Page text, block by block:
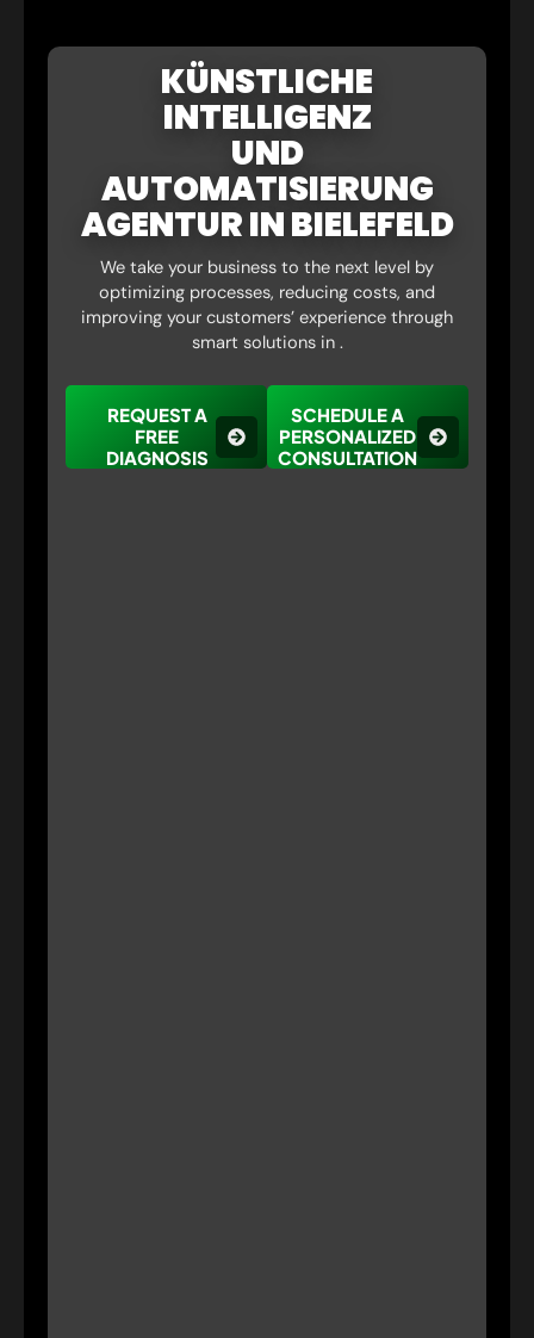
KÜNSTLICHE
INTELLIGENZ
UND
AUTOMATISIERUNG
AGENTUR IN BIELEFELD
We take your business to the next level by
optimizing processes, reducing costs, and
improving your customers’ experience through
smart solutions in .
REQUEST A
FREE
DIAGNOSIS
SCHEDULE A
PERSONALIZED
CONSULTATION